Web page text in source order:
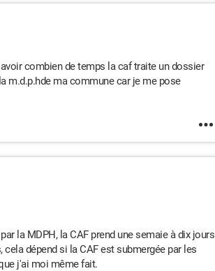
combien de temps la caf traite un dossier
m.d.p.hde ma commune car je me pose
la MDPH, la CAF prend une semaie à dix jours
dépend si la CAF est submergée par les
j'ai moi même fait.